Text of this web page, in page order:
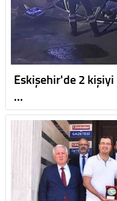
Eskişehir'de 2
…